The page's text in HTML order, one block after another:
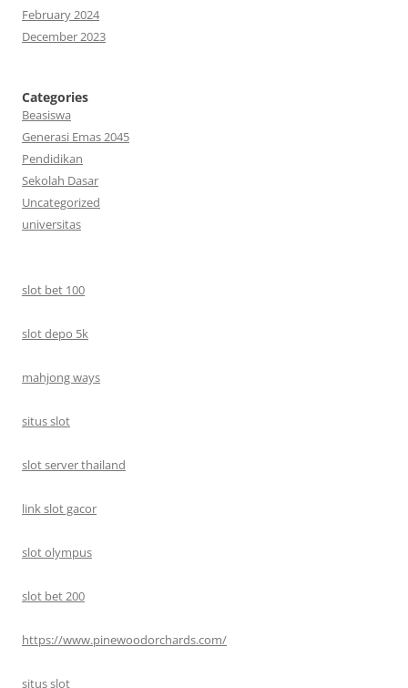
February 2024
December 2023
Categories
Beasiswa
Generasi Emas 2045
Pendidikan
Sekolah Dasar
Uncategorized
universitas
slot bet 100
slot depo 5k
mahjong ways
situs slot
slot server thailand
link slot gacor
slot olympus
slot bet 200
https://www.pinewoodorchards.com/
situs slot